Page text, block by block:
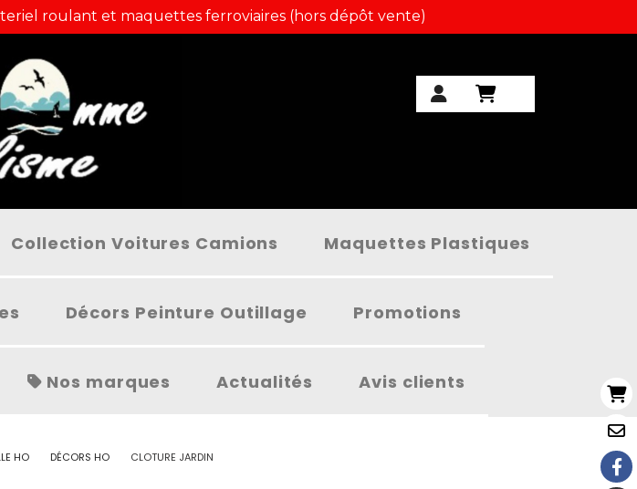
roulant et maquettes ferroviaires (hors dépôt vente)
Collection Voitures Camions Maquettes Plastiques
Décors Peinture Outillage Promotions
Nos marques Actualités Avis clients
HO DÉCORS HO CLOTURE JARDIN